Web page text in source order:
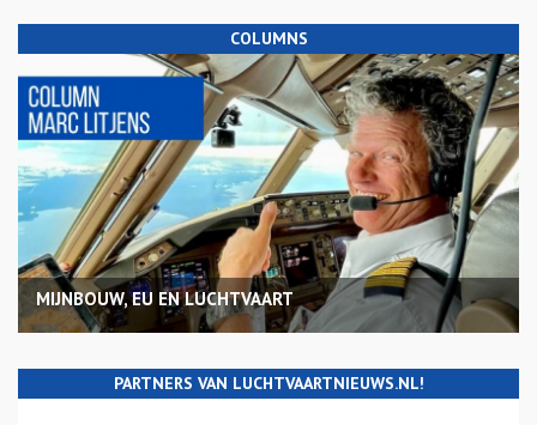
COLUMNS
MIJNBOUW, EU EN LUCHTVAART
PARTNERS VAN LUCHTVAARTNIEUWS.NL!